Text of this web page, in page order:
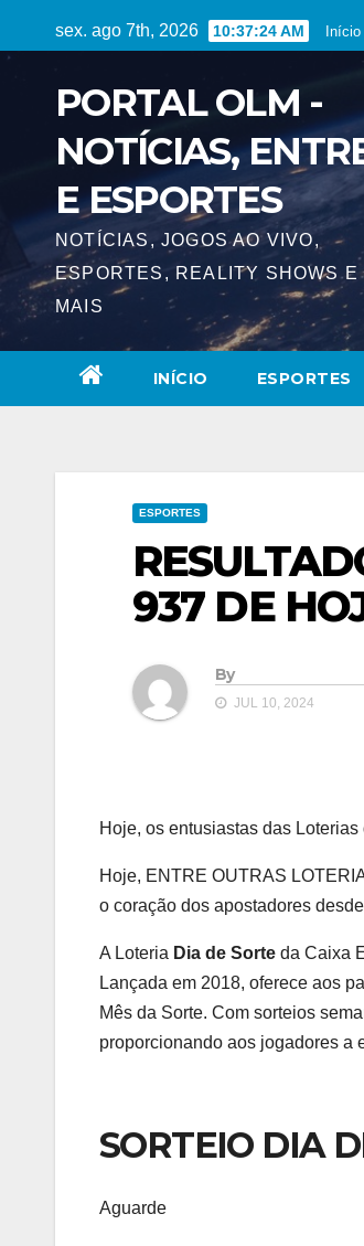
to
sex. ago 7th, 2026 10:37:24 AM Início
PORTAL OLM -
NOTÍCIAS,
E ESPORTES
NOTÍCIAS, JOGOS AO VIVO,
ESPORTES, REALITY SHOWS E
MAIS
INÍCIO ESPORTES
ESPORTES
937 DE
By
JUL 10, 2024
Hoje, os entusiastas das
Hoje, ENTRE OUTRAS
o coração dos apostadores
A Loteria Dia de Sorte da Caixa
Lançada em 2018, oferece aos
Mês da Sorte. Com sorteios
proporcionando aos jogadores a
SORTEIO DIA
Aguarde